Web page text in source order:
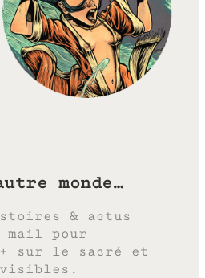
monde…
& actus
mail pour
+ sur le sacré et